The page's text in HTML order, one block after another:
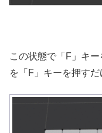
この状態で「F」キ
を「F」キーを押すだ